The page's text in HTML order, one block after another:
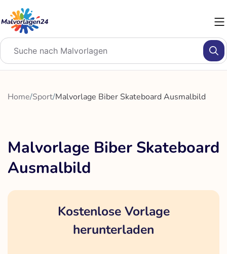
Inhalt
springen
Home/Sport/Malvorlage Biber Skateboard Ausmalbild
Malvorlage Biber Skateboard
Ausmalbild
Kostenlose Vorlage
herunterladen